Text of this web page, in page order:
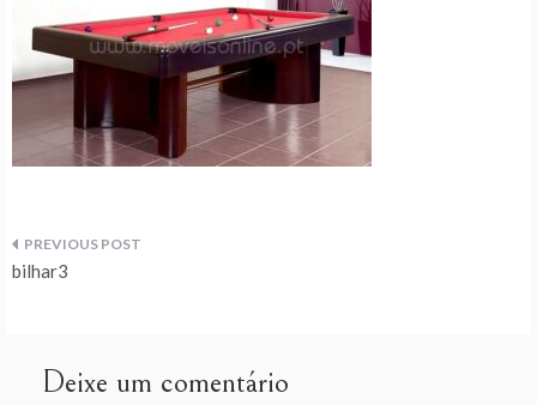
Navegação
artigos
bilhar3
Deixe um comentário